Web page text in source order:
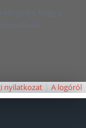
elfogadja, hogy a
nyilatkozat A logóról